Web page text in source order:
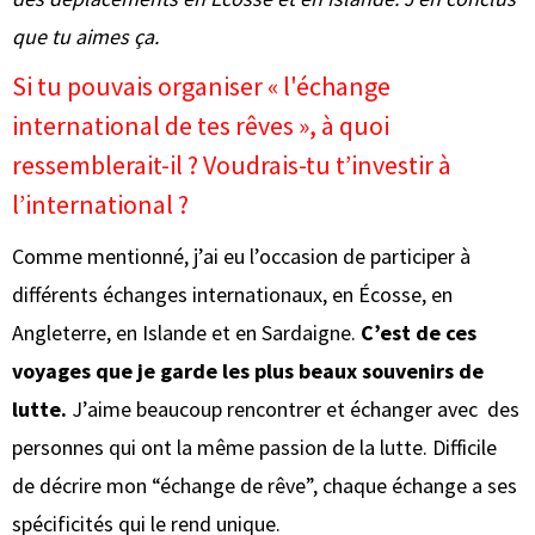
que tu aimes ça.
Si tu pouvais organiser « l'échange
international de tes rêves », à quoi
ressemblerait-il ? Voudrais-tu t’investir à
l’international ?
Comme mentionné, j’ai eu l’occasion de participer à
différents échanges internationaux, en Écosse, en
Angleterre, en Islande et en Sardaigne. C’est de ces
voyages que je garde les plus beaux souvenirs de
lutte. J’aime beaucoup rencontrer et échanger avec des
personnes qui ont la même passion de la lutte. Difficile
de décrire mon “échange de rêve”, chaque échange a ses
spécificités qui le rend unique.